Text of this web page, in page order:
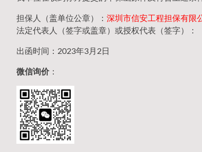
担保人（盖单位公章）： 深圳市信安工程担保有限
法定代表人（签字或盖章）或授权代表（签字）：
出函时间：2023年3月2日
微信询价：